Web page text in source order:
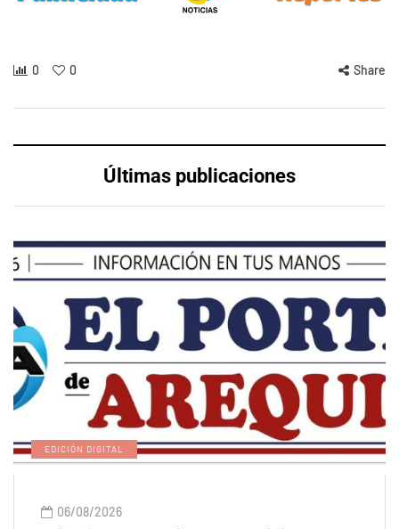
0 0 Share
Últimas publicaciones
EDICIÓN DIGITAL
06/08/2026